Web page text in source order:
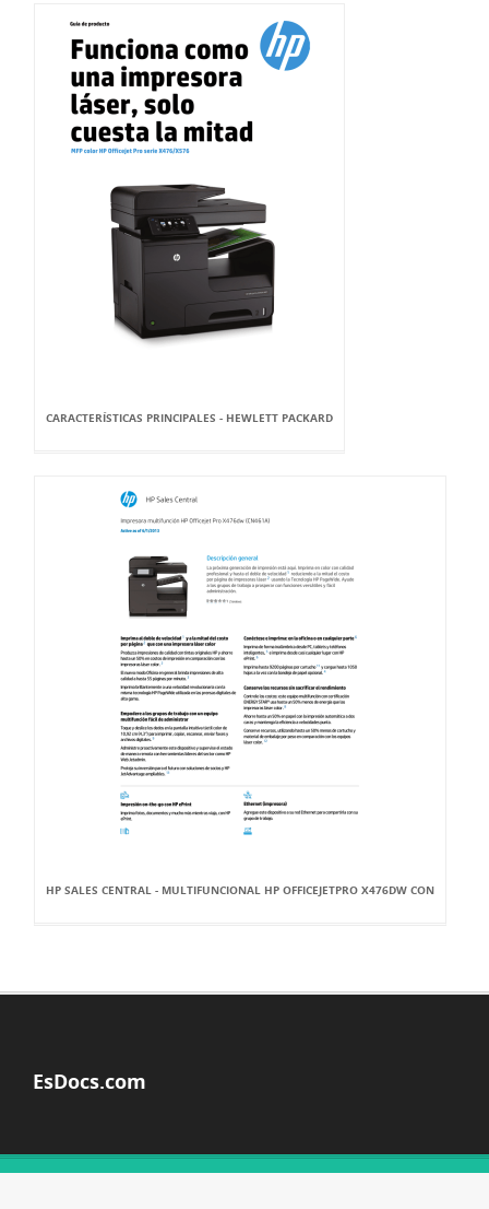
CARACTERÍSTICAS PRINCIPALES - HEWLETT PACKARD
HP SALES CENTRAL - MULTIFUNCIONAL HP OFFICEJETPRO X476DW CON
EsDocs.com